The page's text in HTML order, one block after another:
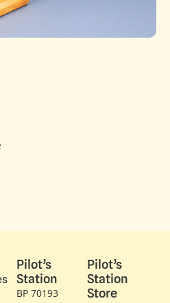
Pilot’s
Station
BP 70193
Pilot’s
Station
Store